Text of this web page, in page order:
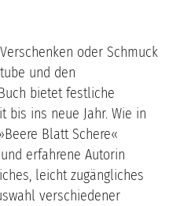
oder Schmuck
und den
bietet festliche
bis ins neue Jahr. Wie in
Blatt Schere«
erfahrene Autorin
leicht zugängliches
verschiedener